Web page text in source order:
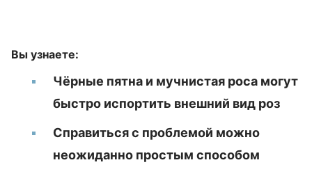
Вы узнаете:
Чёрные пятна и мучнистая роса могут
быстро испортить внешний вид роз
Справиться с проблемой можно
неожиданно простым способом